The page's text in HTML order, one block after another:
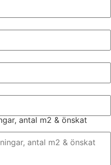
antal m2 & önskat